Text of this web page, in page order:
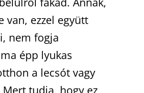
van, ezzel együtt
nem fogja
épp lyukas
a lecsót vagy